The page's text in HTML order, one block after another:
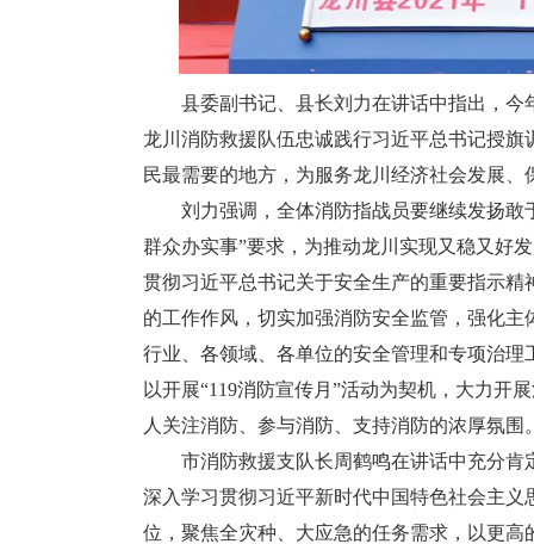
县委副书记、县长刘力在讲话中指出，今
龙川消防救援队伍忠诚践行习近平总书记授
民最需要的地方，为服务龙川经济社会发展
刘力强调，全体消防指战员要继续发扬敢
群众办实事”要求，为推动龙川实现又稳又好
贯彻习近平总书记关于安全生产的重要指示
的工作作风，切实加强消防安全监管，强化
行业、各领域、各单位的安全管理和专项治
以开展“119消防宣传月”活动为契机，大力开
人关注消防、参与消防、支持消防的浓厚氛围
市消防救援支队长周鹤鸣在讲话中充分肯
深入学习贯彻习近平新时代中国特色社会主
位，聚焦全灾种、大应急的任务需求，以更